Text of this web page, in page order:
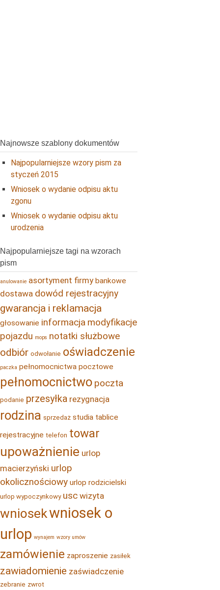
Najnowsze szablony dokumentów
Najpopularniejsze wzory pism za
styczeń 2015
Wniosek o wydanie odpisu aktu
zgonu
Wniosek o wydanie odpisu aktu
urodzenia
Najpopularniejsze tagi na wzorach
pism
anulowanie asortyment firmy bankowe
dostawa dowód rejestracyjny
gwarancja i reklamacja
głosowanie informacja modyfikacje
pojazdu mops notatki służbowe
odbiór odwołanie oświadczenie
paczka pełnomocnictwa pocztowe
pełnomocnictwo poczta
podanie przesyłka rezygnacja
rodzina sprzedaż studia tablice
rejestracyjne telefon towar
upoważnienie urlop
macierzyński urlop
okolicznościowy urlop rodzicielski
urlop wypoczynkowy usc wizyta
wniosekwniosek o
urlop wynajem wzory umów
zamówienie zaproszenie zasiłek
zawiadomienie zaświadczenie
zebranie zwrot